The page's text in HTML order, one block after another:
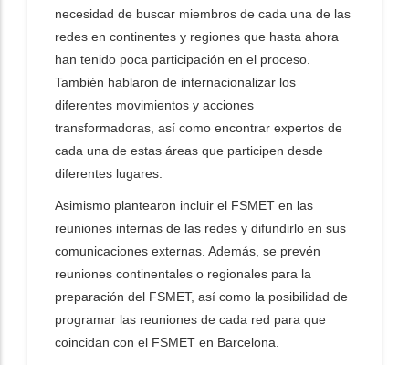
necesidad de buscar miembros de cada una de las
redes en continentes y regiones que hasta ahora
han tenido poca participación en el proceso.
También hablaron de internacionalizar los
diferentes movimientos y acciones
transformadoras, así como encontrar expertos de
cada una de estas áreas que participen desde
diferentes lugares.
Asimismo plantearon incluir el FSMET en las
reuniones internas de las redes y difundirlo en sus
comunicaciones externas. Además, se prevén
reuniones continentales o regionales para la
preparación del FSMET, así como la posibilidad de
programar las reuniones de cada red para que
coincidan con el FSMET en Barcelona.